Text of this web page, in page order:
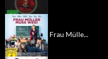
Frau Mülle...